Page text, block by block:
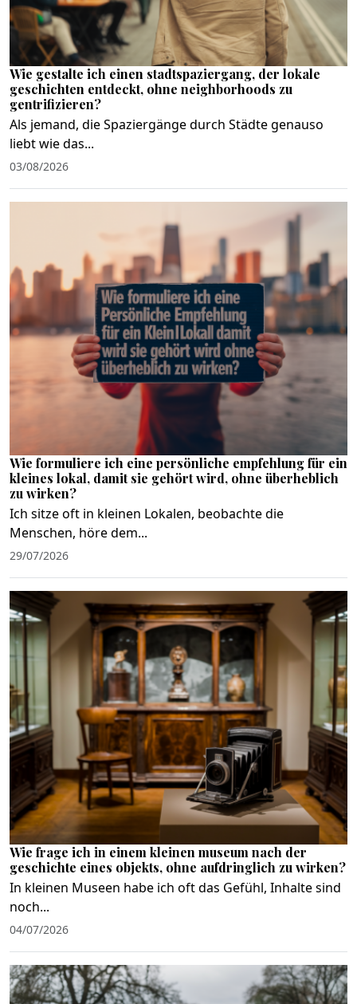
Wie gestalte ich einen stadtspaziergang, der lokale
geschichten entdeckt, ohne neighborhoods zu
gentrifizieren?
Als jemand, die Spaziergänge durch Städte genauso
liebt wie das...
03/08/2026
Wie formuliere ich eine persönliche empfehlung für ein
kleines lokal, damit sie gehört wird, ohne überheblich
zu wirken?
Ich sitze oft in kleinen Lokalen, beobachte die
Menschen, höre dem...
29/07/2026
Wie frage ich in einem kleinen museum nach der
geschichte eines objekts, ohne aufdringlich zu wirken?
In kleinen Museen habe ich oft das Gefühl, Inhalte sind
noch...
04/07/2026